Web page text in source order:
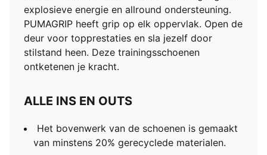
explosieve energie en allround ondersteuning.
PUMAGRIP heeft grip op elk oppervlak. Open de
deur voor topprestaties en sla jezelf door
stilstand heen. Deze trainingsschoenen
ontketenen je kracht.
ALLE INS EN OUTS
Het bovenwerk van de schoenen is gemaakt
van minstens 20% gerecyclede materialen.